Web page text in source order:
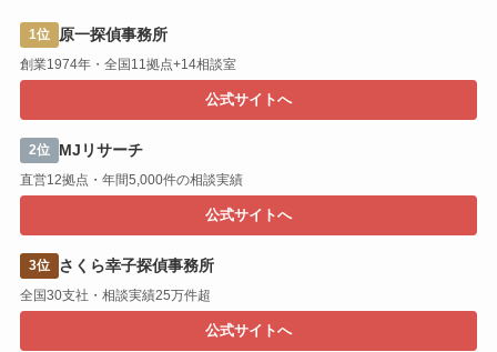
1位 原一探偵事務所
創業1974年・全国11拠点+14相談室
公式サイトへ
2位 MJリサーチ
直営12拠点・年間5,000件の相談実績
公式サイトへ
3位 さくら幸子探偵事務所
全国30支社・相談実績25万件超
公式サイトへ